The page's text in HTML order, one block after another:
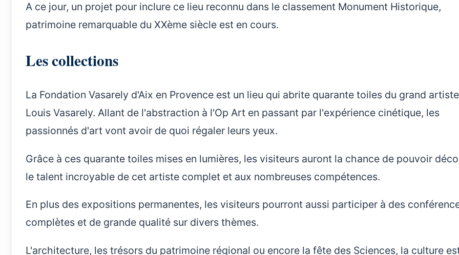
A ce jour, un projet pour inclure ce lieu reconnu dans le classement Monument Historique,
patrimoine remarquable du XXème siècle est en cours.
Les collections
La Fondation Vasarely d'Aix en Provence est un lieu qui abrite quarante toiles du grand artiste
Louis Vasarely. Allant de l'abstraction à l'Op Art en passant par l'expérience cinétique, les
passionnés d'art vont avoir de quoi régaler leurs yeux.
Grâce à ces quarante toiles mises en lumières, les visiteurs auront la chance de pouvoir
le talent incroyable de cet artiste complet et aux nombreuses compétences.
En plus des expositions permanentes, les visiteurs pourront aussi participer à des
complètes et de grande qualité sur divers thèmes.
L'architecture, les trésors du patrimoine régional ou encore la fête des Sciences, la culture